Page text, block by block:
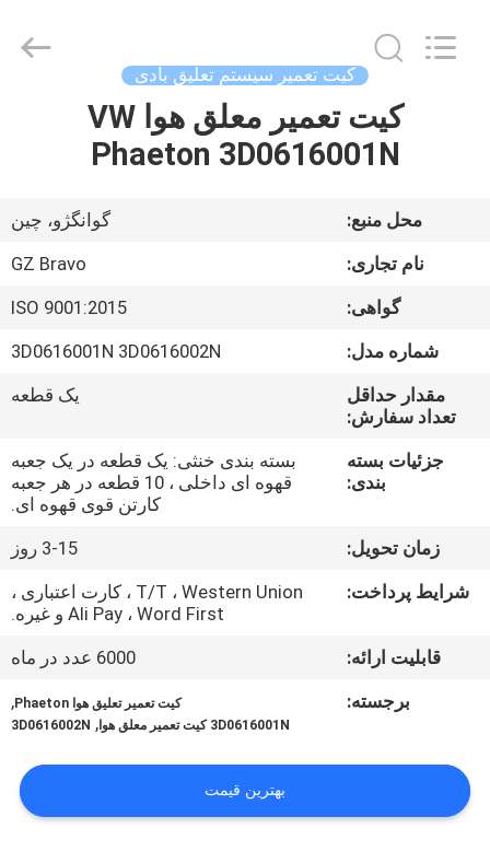
محصولات
کیفیت
درخواست
نقل
Limited.
کیت تعمیر سیستم تعلیق بادی
کیت تعمیر معلق هوا VW
Phaeton 3D0616001N
محل منبع:
گوانگژو، چین
نام تجاری:
GZ Bravo
گواهی:
ISO 9001:2015
شماره مدل:
3D0616001N 3D0616002N
مقدار حداقل
تعداد سفارش:
یک قطعه
جزئیات بسته
بندی:
بسته بندی خنثی: یک قطعه در یک جعبه
قهوه ای داخلی ، 10 قطعه در هر جعبه
کارتن قوی قهوه ای.
زمان تحویل:
3-15 روز
شرایط پرداخت:
T/T ، Western Union ، کارت اعتباری ،
Ali Pay ، Word First و غیره.
قابلیت ارائه:
6000 عدد در ماه
برجسته:
کیت تعمیر تعلیق هوا Phaeton ,
3D0616001N کیت تعمیر معلق هوا ,
3D0616002N
بهترین قیمت